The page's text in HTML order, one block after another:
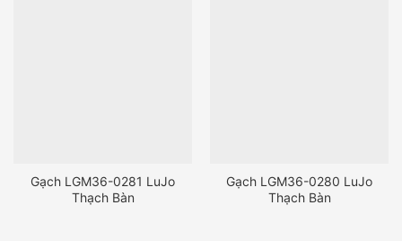
Gạch LGM36-0281 LuJo
Thạch Bàn
Gạch LGM36-0280 LuJo
Thạch Bàn